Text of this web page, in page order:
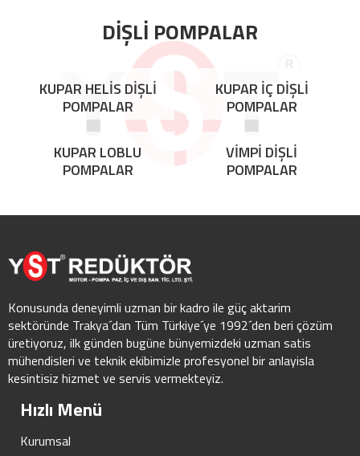
DİŞLİ POMPALAR
KUPAR HELİS DİŞLİ
POMPALAR
KUPAR İÇ DİŞLİ
POMPALAR
KUPAR LOBLU
POMPALAR
VİMPİ DİŞLİ
POMPALAR
Konusunda deneyimli uzman bir kadro ile güç aktarim
sektöründe Trakya´dan Tüm Türkiye´ye 1992´den beri çözüm
üretiyoruz, ilk günden bugüne bünyemizdeki uzman satis
mühendisleri ve teknik ekibimizle profesyonel bir anlayisla
kesintisiz hizmet ve servis vermekteyiz.
Hızlı Menü
Kurumsal